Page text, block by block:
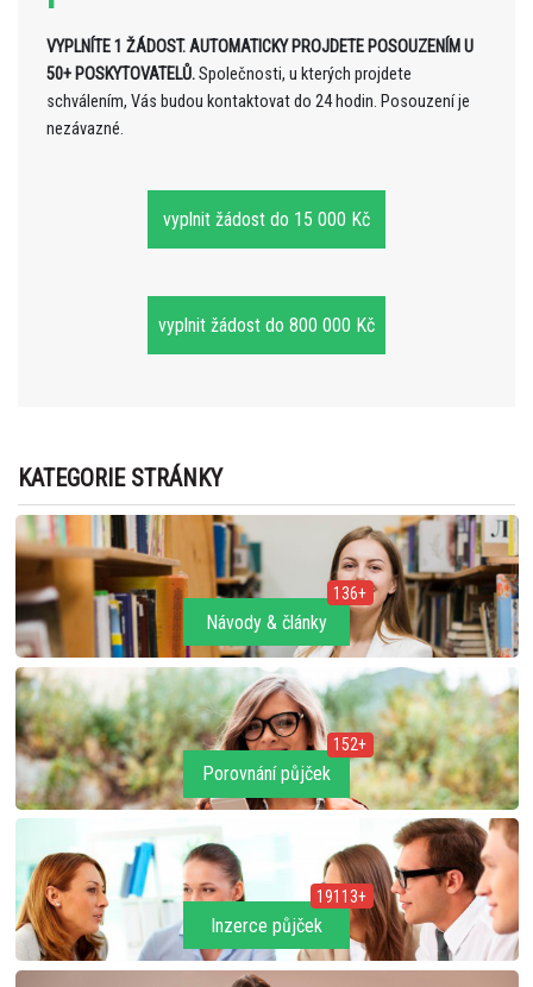
VYPLNÍTE 1 ŽÁDOST. AUTOMATICKY PROJDETE POSOUZENÍM U
50+ POSKYTOVATELŮ.Společnosti, u kterých projdete
schválením, Vás budou kontaktovat do 24 hodin. Posouzení je
nezávazné.
vyplnit žádost do 15 000 Kč
vyplnit žádost do 800 000 Kč
KATEGORIE STRÁNKY
Návody & články
136+
Porovnání půjček
152+
Inzerce půjček
19113+